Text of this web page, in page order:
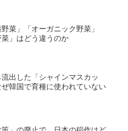
野菜」「オーガニック野菜」
菜」はどう違うのか
出した「シャインマスカッ
ぜ韓国で育種に使われていない